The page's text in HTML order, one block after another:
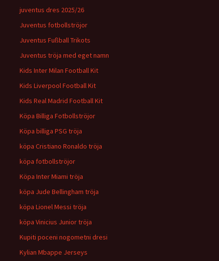
juventus dres 2025/26
Juventus fotbollströjor
Juventus Fußball Trikots
Juventus tröja med eget namn
Kids Inter Milan Football Kit
Kids Liverpool Football Kit
Kids Real Madrid Football Kit
Köpa Billiga Fotbollströjor
Köpa billiga PSG tröja
köpa Cristiano Ronaldo tröja
köpa fotbollströjor
Köpa Inter Miami tröja
köpa Jude Bellingham tröja
köpa Lionel Messi tröja
köpa Vinicius Junior tröja
Kupiti poceni nogometni dresi
Kylian Mbappe Jerseys